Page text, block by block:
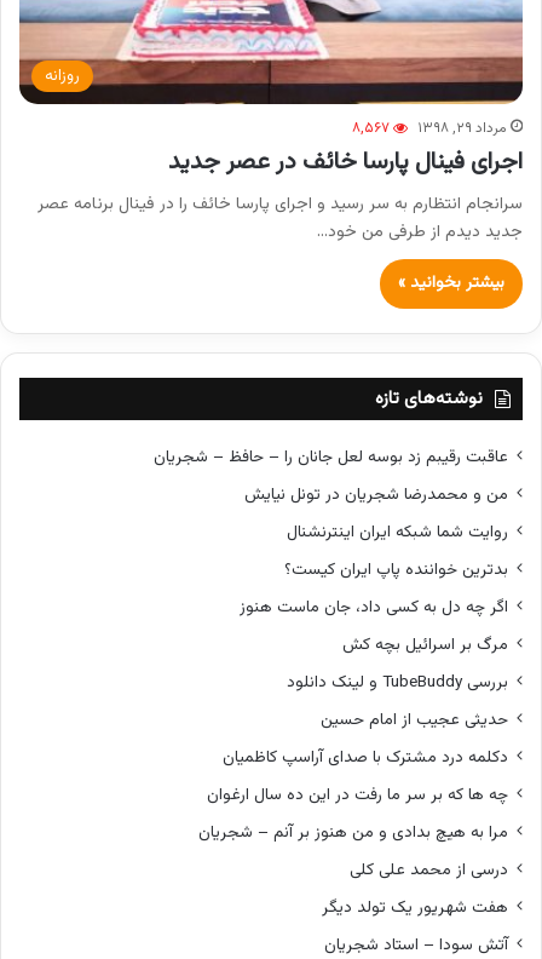
روزانه
مرداد ۲۹, ۱۳۹۸ ۸,۵۶۷
اجرای فینال پارسا خائف در عصر جدید
سرانجام انتظارم به سر رسید و اجرای پارسا خائف را در فینال برنامه عصر
جدید دیدم از طرفی من خود…
بیشتر بخوانید »
نوشته‌های تازه
عاقبت رقیبم زد بوسه لعل جانان را – حافظ – شجریان
من و محمدرضا شجریان در تونل نیایش
روایت شما شبکه ایران اینترنشنال
بدترین خواننده پاپ ایران کیست؟
اگر چه دل به کسی داد، جان ماست هنوز
مرگ بر اسرائیل بچه کش
بررسی TubeBuddy و لینک دانلود
حدیثی عجیب از امام حسین
دکلمه درد مشترک با صدای آراسپ کاظمیان
چه ها که بر سر ما رفت در این ده سال ارغوان
مرا به هیچ بدادی و من هنوز بر آنم – شجریان
درسی از محمد علی کلی
هفت شهریور یک تولد دیگر
آتش سودا – استاد شجریان